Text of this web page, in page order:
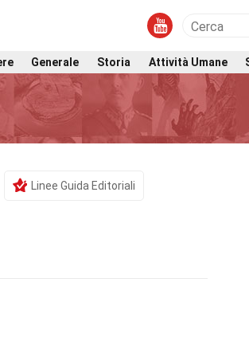
Generale Storia Attività Umane
Linee Guida Editoriali